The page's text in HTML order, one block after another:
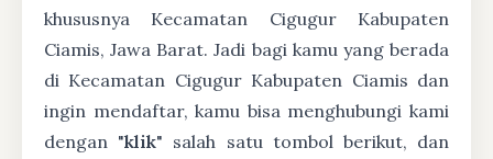
khususnya Kecamatan Cigugur Kabupaten
Ciamis, Jawa Barat. Jadi bagi kamu yang berada
di Kecamatan Cigugur Kabupaten Ciamis dan
ingin mendaftar, kamu bisa menghubungi kami
dengan "klik" salah satu tombol berikut, dan